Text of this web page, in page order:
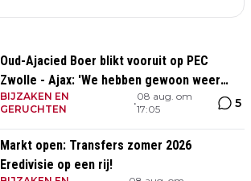
Oud-Ajacied Boer blikt vooruit op PEC
Zwolle - Ajax: 'We hebben gewoon weer
kans tegen Ajax'
BIJZAKEN EN
GERUCHTEN
•
08 aug. om
17:05
5
Markt open: Transfers zomer 2026
Eredivisie op een rij!